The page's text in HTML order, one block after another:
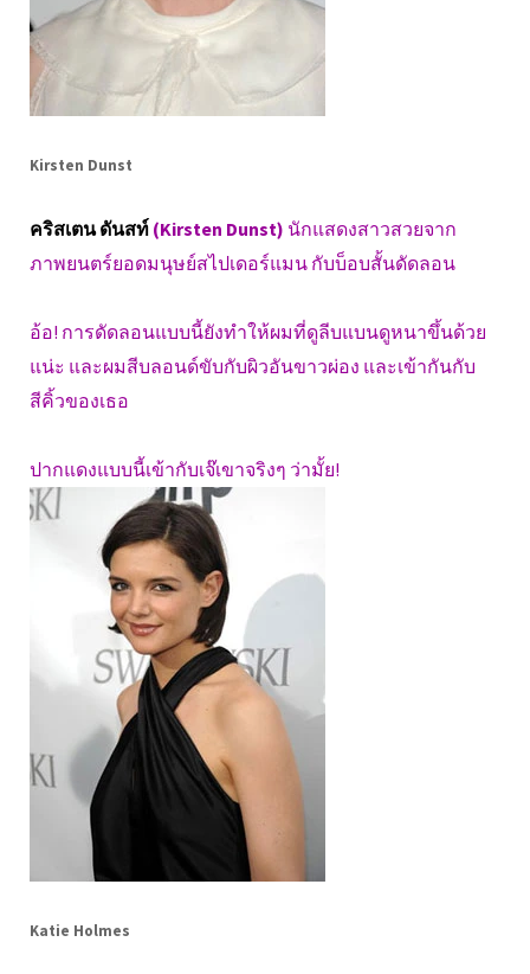
Kirsten Dunst
คริสเตน ดันสท์ (Kirsten Dunst) นักแสดงสาวสวยจาก
ภาพยนตร์ยอดมนุษย์สไปเดอร์แมน กับบ็อบสั้นดัดลอน
อ้อ! การดัดลอนแบบนี้ยังทำให้ผมที่ดูลีบแบนดูหนาขึ้นด้วย
แน่ะ และผมสีบลอนด์ขับกับผิวอันขาวผ่อง และเข้ากันกับ
สีคิ้วของเธอ
ปากแดงแบบนี้เข้ากับเจ๊เขาจริงๆ ว่ามั้ย!
Katie Holmes